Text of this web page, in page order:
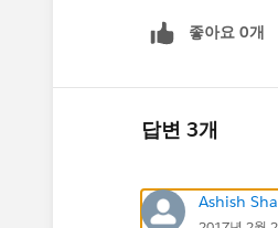
좋아요 0개
답변 3개
Ashish